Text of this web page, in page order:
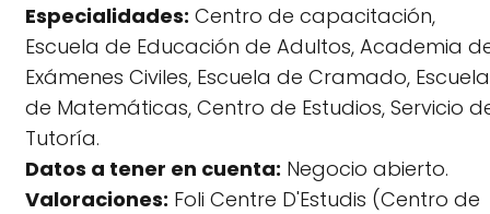
Especialidades: Centro de capacitación,
Escuela de Educación de Adultos, Academia
Exámenes Civiles, Escuela de Cramado, Escuela
de Matemáticas, Centro de Estudios, Servicio
Tutoría.
Datos a tener en cuenta: Negocio abierto.
Valoraciones: Foli Centre D'Estudis (Centro de